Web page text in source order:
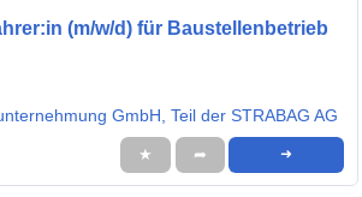
(m/w/d) für Baustellenbetrieb
GmbH, Teil der STRABAG AG
★ ➦ ➜